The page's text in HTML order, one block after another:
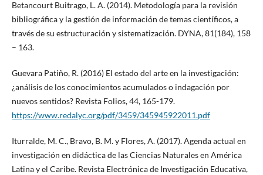
Betancourt Buitrago, L. A. (2014). Metodología para la revisión
bibliográfica y la gestión de información de temas científicos, a
través de su estructuración y sistematización. DYNA, 81(184), 158
– 163.
Guevara Patiño, R. (2016) El estado del arte en la investigación:
¿análisis de los conocimientos acumulados o indagación por
nuevos sentidos? Revista Folios, 44, 165-179.
https://www.redalyc.org/pdf/3459/345945922011.pdf
Iturralde, M. C., Bravo, B. M. y Flores, A. (2017). Agenda actual en
investigación en didáctica de las Ciencias Naturales en América
Latina y el Caribe. Revista Electrónica de Investigación Educativa,